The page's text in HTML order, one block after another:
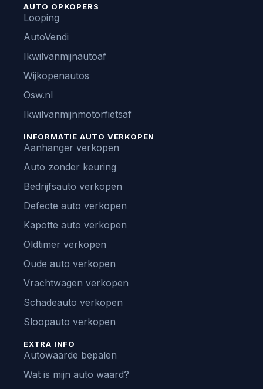
AUTO OPKOPERS
Looping
AutoVendi
Ikwilvanmijnautoaf
Wijkopenautos
Osw.nl
Ikwilvanmijnmotorfietsaf
INFORMATIE AUTO VERKOPEN
Aanhanger verkopen
Auto zonder keuring
Bedrijfsauto verkopen
Defecte auto verkopen
Kapotte auto verkopen
Oldtimer verkopen
Oude auto verkopen
Vrachtwagen verkopen
Schadeauto verkopen
Sloopauto verkopen
EXTRA INFO
Autowaarde bepalen
Wat is mijn auto waard?